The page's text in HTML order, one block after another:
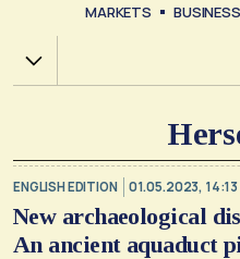
MARKETS BUSINESS
Χ.Α.
ENGLISH EDITION 01.05.2023, 14:13
New archaeological
An ancient aquaduct